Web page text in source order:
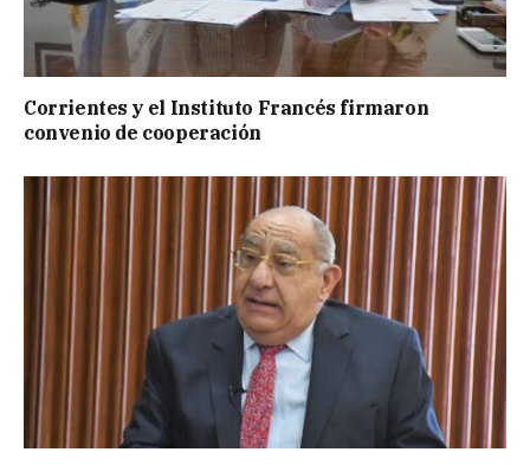
Corrientes y el Instituto Francés firmaron
convenio de cooperación